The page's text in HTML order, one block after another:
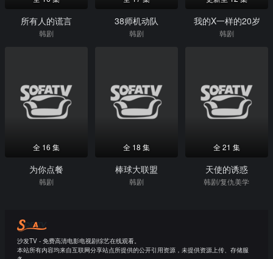
所有人的谎言
韩剧
38师机动队
韩剧
我的X一样的20岁
韩剧
全 16 集
为你点餐
韩剧
全 18 集
棒球大联盟
韩剧
全 21 集
天使的诱惑
韩剧/复仇美学
沙发TV - 免费高清电影电视剧综艺在线观看。
本站所有内容均来自互联网分享站点所提供的公开引用资源，未提供资源上传、存储服